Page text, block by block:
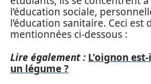
l’éducation sociale,
l’éducation sanitaire. Ceci est
mentionnées ci-dessous :
Lire également : L'oignon
un légume ?